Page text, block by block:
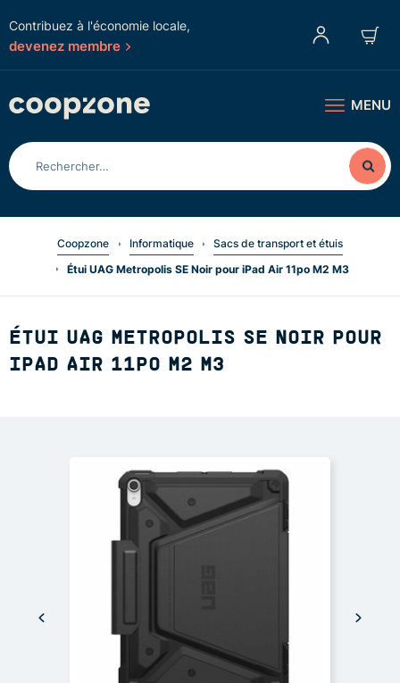
Contribuez à l'économie locale,
devenez membre
MENU
Coopzone Informatique
Sacs de transport et étuis
Étui UAG Metropolis SE Noir pour iPad Air 11po M2 M3
ÉTUI UAG METROPOLIS SE NOIR POUR
IPAD AIR 11PO M2 M3